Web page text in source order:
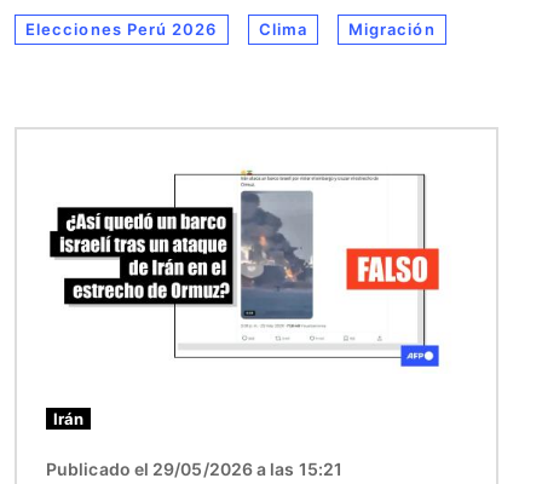
Elecciones Perú 2026 Clima Migración
Irán
Publicado el 29/05/2026 a las 15:21